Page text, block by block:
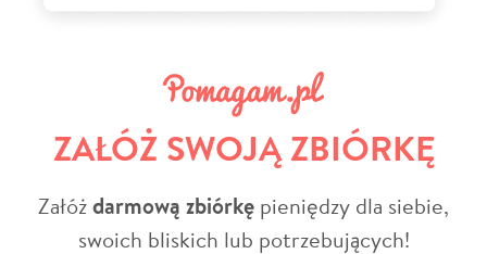
ZAŁÓŻ SWOJĄ ZBIÓRKĘ
Załóżdarmową zbiórkę pieniędzy dla siebie,
swoich bliskich lub potrzebujących!